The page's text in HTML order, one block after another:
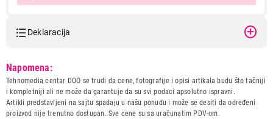
Deklaracija
Naziv i vrsta robe:
PRODUZNI KABL
Uvoznik:
Repro Market d.o.o.
Zemlja porekla:
Kina
Napomena:
Tehnomedia centar DOO se trudi da cene, fotografije i opisi artikala budu što tačniji
i kompletniji ali ne može da garantuje da su svi podaci apsolutno ispravni.
Artikli predstavljeni na sajtu spadaju u našu ponudu i može se desiti da određeni
proizvod nije trenutno dostupan. Sve cene su sa uračunatim PDV-om.